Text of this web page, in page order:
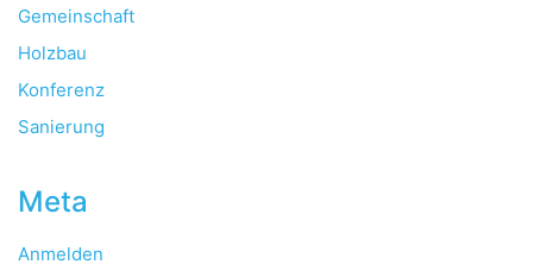
Gemeinschaft
Holzbau
Konferenz
Sanierung
Meta
Anmelden